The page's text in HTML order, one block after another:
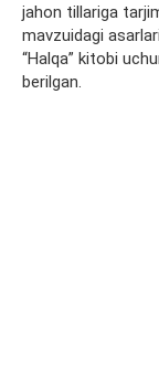
jahon tillariga
mavzuidagi
“Halqa” kitobi
berilgan.